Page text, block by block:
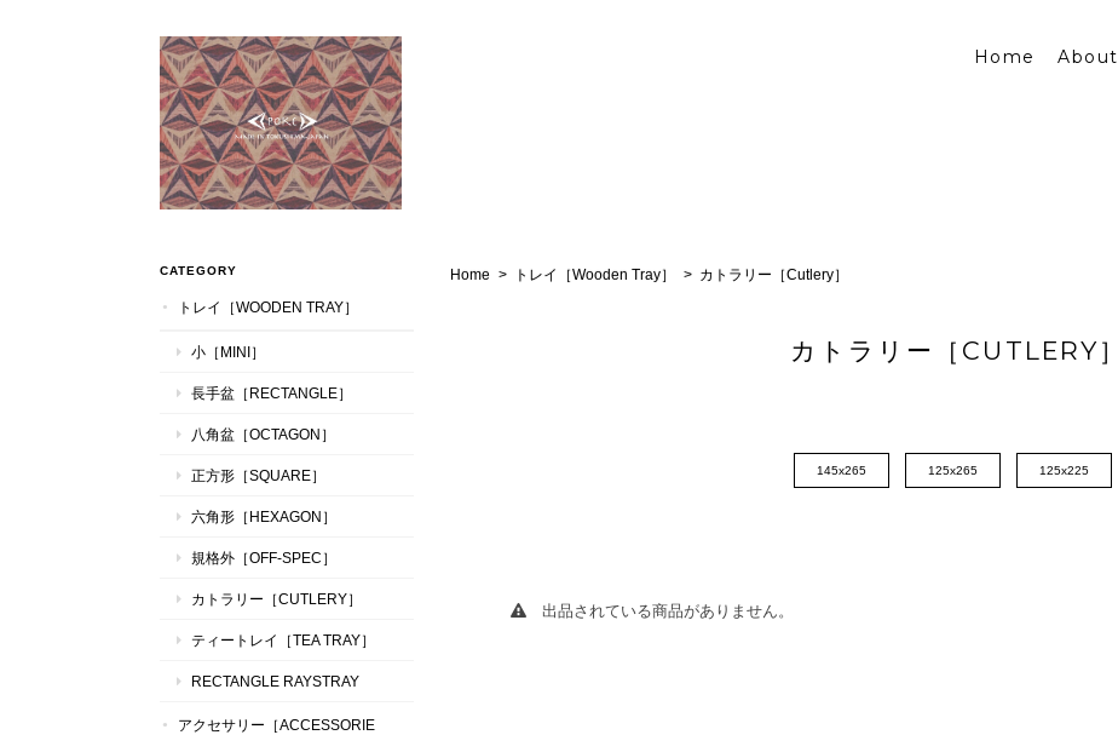
Home About
Home トレイ［Wooden Tray］ カトラリー［Cutlery］
カトラリー［CUTLERY］
145x265 125x265 125x225
出品されている商品がありません。
CATEGORY
トレイ［WOODEN TRAY］
小［MINI］
長手盆［RECTANGLE］
八角盆［OCTAGON］
正方形［SQUARE］
六角形［HEXAGON］
規格外［OFF-SPEC］
カトラリー［CUTLERY］
ティートレイ［TEA TRAY］
RECTANGLE RAYSTRAY
アクセサリー［ACCESSORIE